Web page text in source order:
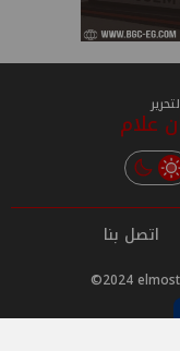
علام
اتصل بنا
©2024